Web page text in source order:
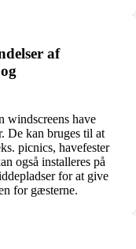
af
windscreens have
De kan bruges til at
picnics, havefester
også installeres på
for at give
for gæsterne.